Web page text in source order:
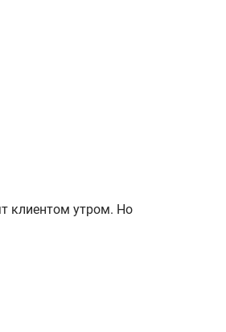
клиентом утром. Но